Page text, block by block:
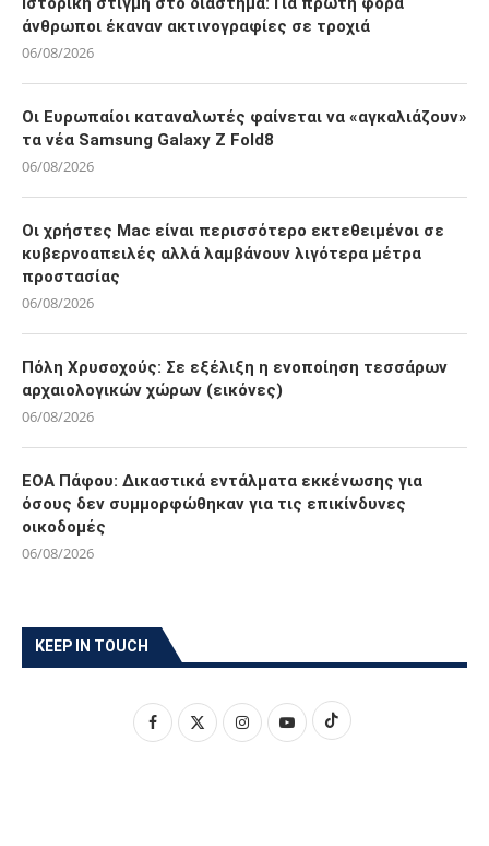
άνθρωποι έκαναν ακτινογραφίες σε τροχιά
06/08/2026
Οι Ευρωπαίοι καταναλωτές φαίνεται να «αγκαλιάζουν»
τα νέα Samsung Galaxy Z Fold8
06/08/2026
Οι χρήστες Mac είναι περισσότερο εκτεθειμένοι σε
κυβερνοαπειλές αλλά λαμβάνουν λιγότερα μέτρα
προστασίας
06/08/2026
Πόλη Χρυσοχούς: Σε εξέλιξη η ενοποίηση τεσσάρων
αρχαιολογικών χώρων (εικόνες)
06/08/2026
ΕΟΑ Πάφου: Δικαστικά εντάλματα εκκένωσης για
όσους δεν συμμορφώθηκαν για τις επικίνδυνες
οικοδομές
06/08/2026
KEEP IN TOUCH